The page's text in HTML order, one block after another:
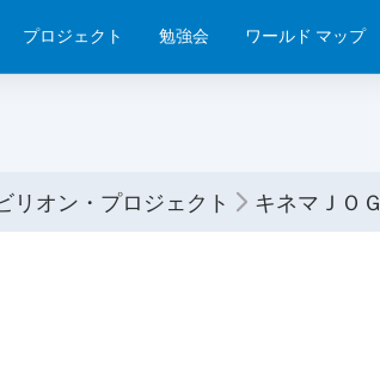
プロジェクト 勉強会 ワールド マップ
リオン・プロジェクト キネマＪＯＧ